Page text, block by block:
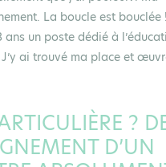
La boucle est bouclée !
un poste dédié à
ai trouvé ma place et
?
D’UN